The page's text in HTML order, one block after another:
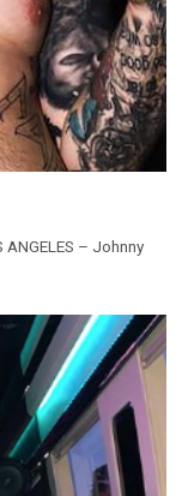
– Johnny